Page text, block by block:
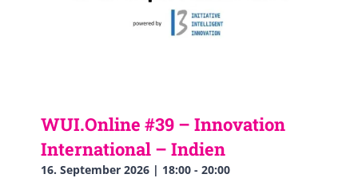
WUI.Online #39 – Innovation
International – Indien
16. September 2026 | 18:00 - 20:00